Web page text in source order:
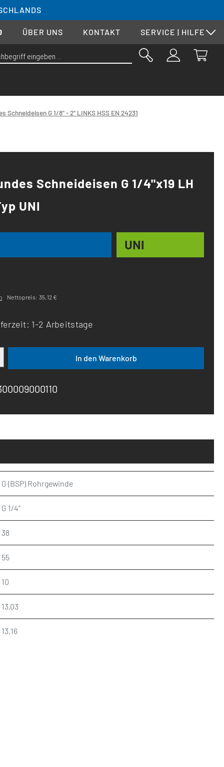
ÜBER UNS KONTAKT SERVICE | HILFE
Schneideisen G 1/8" - 2" LINKS HSS EN 24231
Schneideisen G 1/4"x19 LH
UNI
UNI
Nettopreis: 35,12 €
1-2 Arbeitstage
den gewünschten Wert ein oder
In den Warenkorb
G (BSP) Rohrgewinde
G 1/4"
38
55
10
13,03
13,16